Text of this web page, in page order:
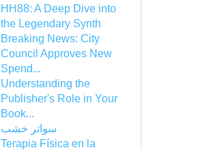
HH88: A Deep Dive into
the Legendary Synth
Breaking News: City
Council Approves New
Spend...
Understanding the
Publisher's Role in Your
Book...
سواتر خشب
Terapia Física en la